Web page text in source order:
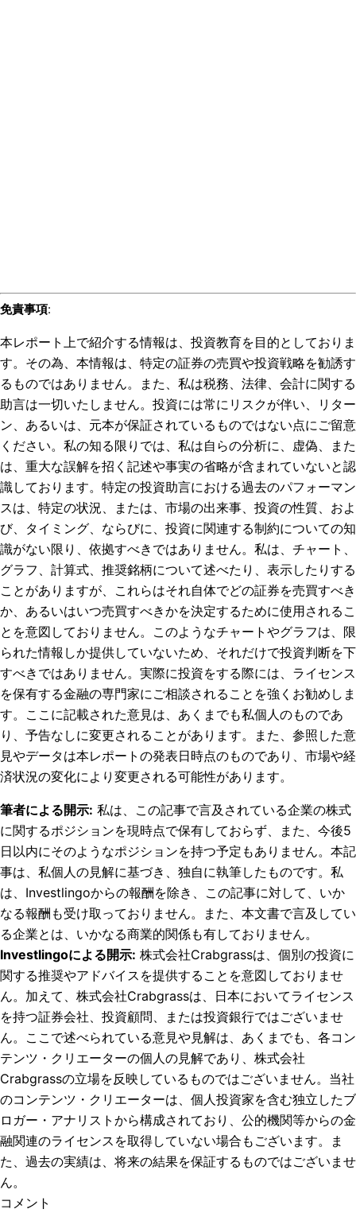
免責事項:
本レポート上で紹介する情報は、投資教育を目的としておりま
す。その為、本情報は、特定の証券の売買や投資戦略を勧誘す
るものではありません。また、私は税務、法律、会計に関する
助言は一切いたしません。投資には常にリスクが伴い、リター
ン、あるいは、元本が保証されているものではない点にご留意
ください。私の知る限りでは、私は自らの分析に、虚偽、また
は、重大な誤解を招く記述や事実の省略が含まれていないと認
識しております。特定の投資助言における過去のパフォーマン
スは、特定の状況、または、市場の出来事、投資の性質、およ
び、タイミング、ならびに、投資に関連する制約についての知
識がない限り、依拠すべきではありません。私は、チャート、
グラフ、計算式、推奨銘柄について述べたり、表示したりする
ことがありますが、これらはそれ自体でどの証券を売買すべき
か、あるいはいつ売買すべきかを決定するために使用されるこ
とを意図しておりません。このようなチャートやグラフは、限
られた情報しか提供していないため、それだけで投資判断を下
すべきではありません。実際に投資をする際には、ライセンス
を保有する金融の専門家にご相談されることを強くお勧めしま
す。ここに記載された意見は、あくまでも私個人のものであ
り、予告なしに変更されることがあります。また、参照した意
見やデータは本レポートの発表日時点のものであり、市場や経
済状況の変化により変更される可能性があります。
筆者による開示: 私は、この記事で言及されている企業の株式
に関するポジションを現時点で保有しておらず、また、今後5
日以内にそのようなポジションを持つ予定もありません。 本記
事は、私個人の見解に基づき、独自に執筆したものです。私
は、Investlingoからの報酬を除き、この記事に対して、いか
なる報酬も受け取っておりません。また、本文書で言及してい
る企業とは、いかなる商業的関係も有しておりません。
Investlingoによる開示: 株式会社Crabgrassは、個別の投資に
関する推奨やアドバイスを提供することを意図しておりませ
ん。加えて、株式会社Crabgrassは、日本においてライセンス
を持つ証券会社、投資顧問、または投資銀行ではございませ
ん。ここで述べられている意見や見解は、あくまでも、各コン
テンツ・クリエーターの個人の見解であり、株式会社
Crabgrassの立場を反映しているものではございません。当社
のコンテンツ・クリエーターは、個人投資家を含む独立したブ
ロガー・アナリストから構成されており、公的機関等からの金
融関連のライセンスを取得していない場合もございます。ま
た、過去の実績は、将来の結果を保証するものではございませ
ん。
コメント